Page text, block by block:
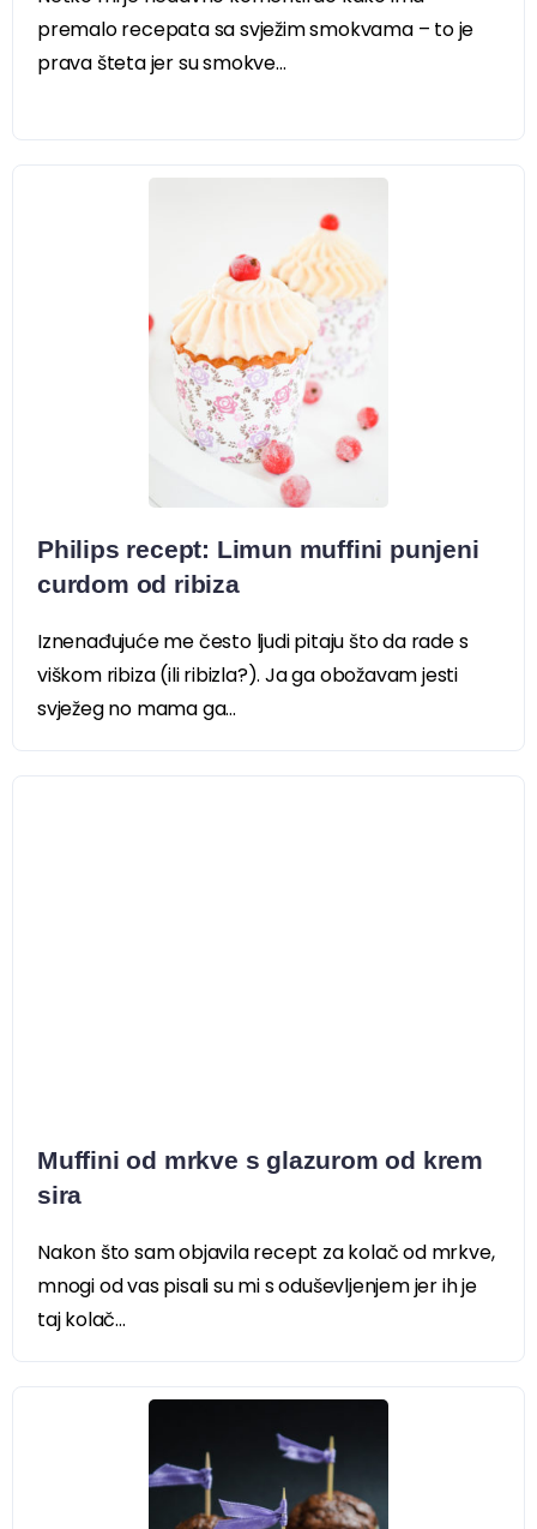
premalo recepata sa svježim smokvama – to je
prava šteta jer su smokve...
Philips recept: Limun muffini punjeni
curdom od ribiza
Iznenađujuće me često ljudi pitaju što da rade s
viškom ribiza (ili ribizla?). Ja ga obožavam jesti
svježeg no mama ga...
Muffini od mrkve s glazurom od krem
sira
Nakon što sam objavila recept za kolač od mrkve,
mnogi od vas pisali su mi s oduševljenjem jer ih je
taj kolač...